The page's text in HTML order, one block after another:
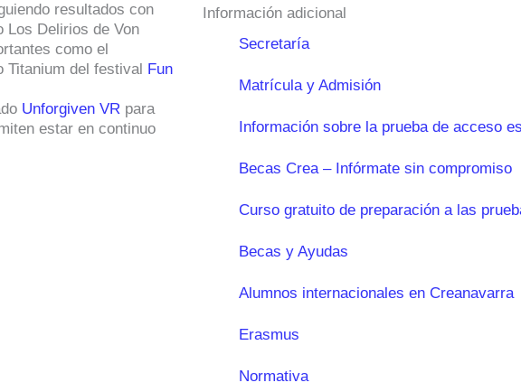
resultados con
Los Delirios de Von
como el
Titanium del festival Fun
Unforgiven VR para
estar en continuo
Información adicional
Secretaría
Matrícula y Admisión
Información sobre la prueba de acceso
Becas Crea – Infórmate sin compromiso
Curso gratuito de preparación a las
Becas y Ayudas
Alumnos internacionales en Creanavarra
Erasmus
Normativa